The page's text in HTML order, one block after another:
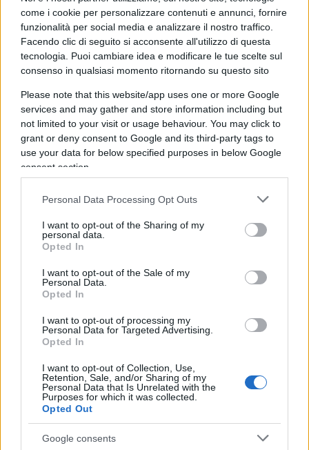
come i cookie per personalizzare contenuti e annunci, fornire
funzionalità per social media e analizzare il nostro traffico.
Facendo clic di seguito si acconsente all'utilizzo di questa
tecnologia. Puoi cambiare idea e modificare le tue scelte sul
consenso in qualsiasi momento ritornando su questo sito
Please note that this website/app uses one or more Google
services and may gather and store information including but
not limited to your visit or usage behaviour. You may click to
grant or deny consent to Google and its third-party tags to
use your data for below specified purposes in below Google
consent section.
Personal Data Processing Opt Outs
I want to opt-out of the Sharing of my
personal data.
Opted In
I want to opt-out of the Sale of my
Personal Data.
Opted In
I want to opt-out of processing my
Personal Data for Targeted Advertising.
Opted In
I want to opt-out of Collection, Use,
Retention, Sale, and/or Sharing of my
Personal Data that Is Unrelated with the
Purposes for which it was collected.
Opted Out
Google consents
Non tutte le risposte di Brera erano giuste. E non
tutti i suoi libri furono memorabili. Il più
importante, dal quale sperava una maggior gloria
poco ripubblicato. Ma ciò che resta di Brera non
sono i libri bensì i “pezzi” che, in fondo, sono pezzi
unici, proprio come un’“apertura” dell’Abatino
un tiro a volo diRombo di tuonoche, per la loro
bellezza, sono destinati ad esser fatti insieme di
tempo ed eternità. Uno di questi articoli
Giornalecon il titolo: “Vi spiego il fòlber
quell’istinto fondato sul nerbo atletico”. Qui Brera
sostiene, con grande classe, che
il calcio è un
misteroche ha dell’inspiegabile perché per
schemi si applichino alla fin fine ciò che conta per
davvero, e che il più delle volte risolve le partite, è
un particolare, un gesto, un intuito, un arbitrio,
un’invenzione o – perché no, per stare ai giorni
nostri – un autogol all’ultimo minuto di recupero
del gigante buono Koulibaly. Insomma, il calcio
non si fa facilmente ricondurre a facili schemi